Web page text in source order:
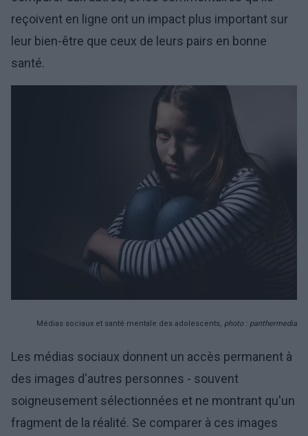
reçoivent en ligne ont un impact plus important sur
leur bien-être que ceux de leurs pairs en bonne
santé.
Médias sociaux et santé mentale des adolescents, photo : panthermedia
Les médias sociaux donnent un accès permanent à
des images d'autres personnes - souvent
soigneusement sélectionnées et ne montrant qu'un
fragment de la réalité. Se comparer à ces images